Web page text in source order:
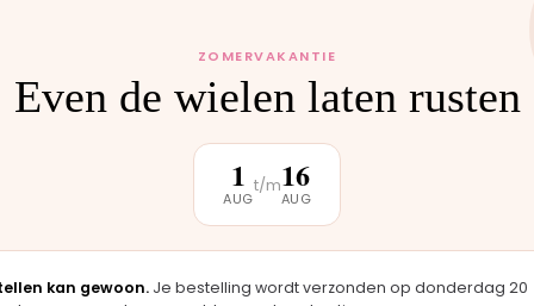
de
op afspraak.
★★★★★
ZOMERVAKANTIE
Even de wielen laten rusten
1
AUG
t/m16
AUG
kan gewoon. Je bestelling wordt verzonden op donderdag 20